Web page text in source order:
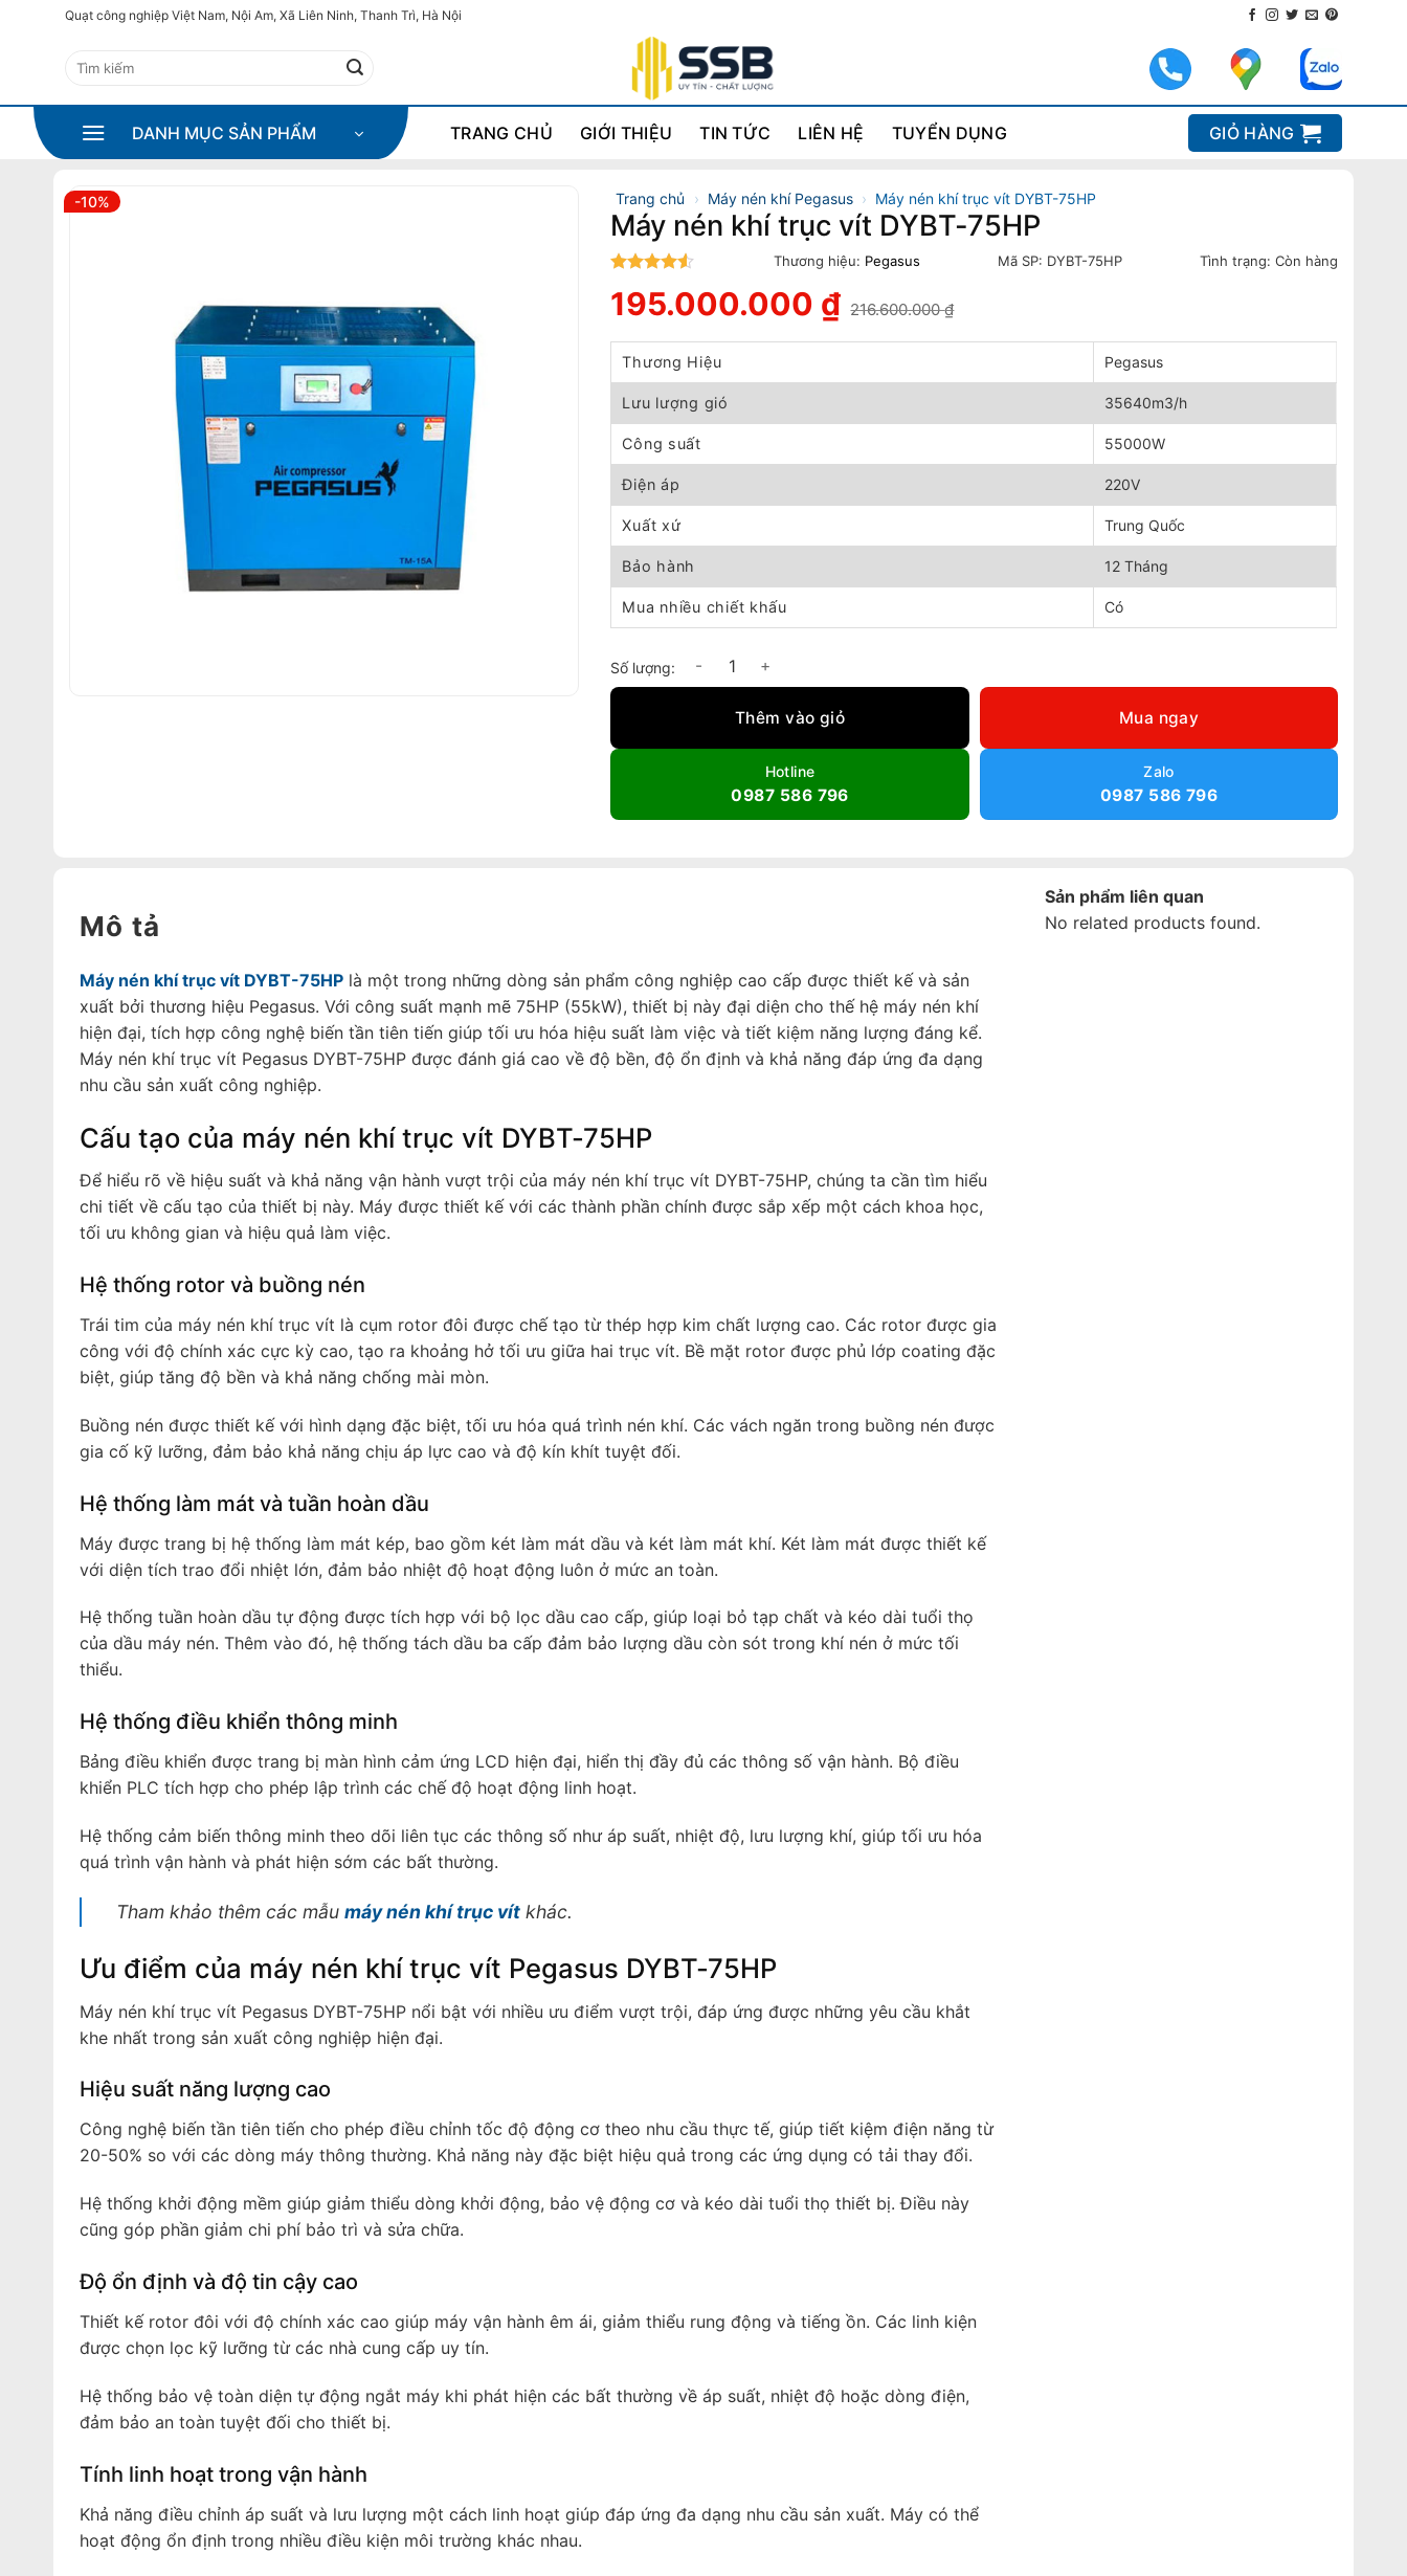
Quạt công nghiệp Việt Nam, Nội Am, Xã Liên Ninh, Thanh Trì, Hà Nội
Tìm
DANH MỤC SẢN PHẨM TRANG CHỦ GIỚI THIỆU TIN TỨC LIÊN HỆ TUYỂN DỤNG GIỎ HÀNG
-10% Trang chủ › Máy nén khí Pegasus › Máy nén khí trục vít DYBT-75HP
Máy nén khí trục vít DYBT-75HP
4.5
Thương hiệu: Pegasus Mã SP: DYBT-75HP Tình trạng:Còn hàng
216.600.000₫
gốc
là:
216.600.000 ₫.
195.000.000 ₫
hiện
tại
195.000.000 ₫.
Thương Hiệu Pegasus
Lưu lượng gió 35640m3/h
Công suất 55000W
Điện áp 220V
Xuất xứ Trung Quốc
Bảo hành 12 Tháng
Mua nhiều chiết khấu Có
Máy nén khí trục vít DYBT-75HP số lượng
Thêm vào giỏ Mua ngay
Hotline
0987 586 796
Zalo
0987 586 796
Mô tả
Máy nén khí trục vít DYBT-75HPlà một trong những dòng sản phẩm công nghiệp cao cấp được thiết kế và sản
xuất bởi thương hiệu Pegasus. Với công suất mạnh mẽ 75HP (55kW), thiết bị này đại diện cho thế hệ máy nén khí
hiện đại, tích hợp công nghệ biến tần tiên tiến giúp tối ưu hóa hiệu suất làm việc và tiết kiệm năng lượng đáng kể.
Máy nén khí trục vít Pegasus DYBT-75HP được đánh giá cao về độ bền, độ ổn định và khả năng đáp ứng đa dạng
nhu cầu sản xuất công nghiệp.
Cấu tạo của máy nén khí trục vít DYBT-75HP
Để hiểu rõ về hiệu suất và khả năng vận hành vượt trội của máy nén khí trục vít DYBT-75HP, chúng ta cần tìm hiểu
chi tiết về cấu tạo của thiết bị này. Máy được thiết kế với các thành phần chính được sắp xếp một cách khoa học,
tối ưu không gian và hiệu quả làm việc.
Hệ thống rotor và buồng nén
Trái tim của máy nén khí trục vít là cụm rotor đôi được chế tạo từ thép hợp kim chất lượng cao. Các rotor được gia
công với độ chính xác cực kỳ cao, tạo ra khoảng hở tối ưu giữa hai trục vít. Bề mặt rotor được phủ lớp coating đặc
biệt, giúp tăng độ bền và khả năng chống mài mòn.
Buồng nén được thiết kế với hình dạng đặc biệt, tối ưu hóa quá trình nén khí. Các vách ngăn trong buồng nén được
gia cố kỹ lưỡng, đảm bảo khả năng chịu áp lực cao và độ kín khít tuyệt đối.
Hệ thống làm mát và tuần hoàn dầu
Máy được trang bị hệ thống làm mát kép, bao gồm két làm mát dầu và két làm mát khí. Két làm mát được thiết kế
với diện tích trao đổi nhiệt lớn, đảm bảo nhiệt độ hoạt động luôn ở mức an toàn.
Hệ thống tuần hoàn dầu tự động được tích hợp với bộ lọc dầu cao cấp, giúp loại bỏ tạp chất và kéo dài tuổi thọ
của dầu máy nén. Thêm vào đó, hệ thống tách dầu ba cấp đảm bảo lượng dầu còn sót trong khí nén ở mức tối
thiểu.
Hệ thống điều khiển thông minh
Bảng điều khiển được trang bị màn hình cảm ứng LCD hiện đại, hiển thị đầy đủ các thông số vận hành. Bộ điều
khiển PLC tích hợp cho phép lập trình các chế độ hoạt động linh hoạt.
Hệ thống cảm biến thông minh theo dõi liên tục các thông số như áp suất, nhiệt độ, lưu lượng khí, giúp tối ưu hóa
quá trình vận hành và phát hiện sớm các bất thường.
Tham khảo thêm các mẫu máy nén khí trục vítkhác.
Ưu điểm của máy nén khí trục vít Pegasus DYBT-75HP
Máy nén khí trục vít Pegasus DYBT-75HP nổi bật với nhiều ưu điểm vượt trội, đáp ứng được những yêu cầu khắt
khe nhất trong sản xuất công nghiệp hiện đại.
Hiệu suất năng lượng cao
Công nghệ biến tần tiên tiến cho phép điều chỉnh tốc độ động cơ theo nhu cầu thực tế, giúp tiết kiệm điện năng từ
20-50% so với các dòng máy thông thường. Khả năng này đặc biệt hiệu quả trong các ứng dụng có tải thay đổi.
Hệ thống khởi động mềm giúp giảm thiểu dòng khởi động, bảo vệ động cơ và kéo dài tuổi thọ thiết bị. Điều này
cũng góp phần giảm chi phí bảo trì và sửa chữa.
Độ ổn định và độ tin cậy cao
Thiết kế rotor đôi với độ chính xác cao giúp máy vận hành êm ái, giảm thiểu rung động và tiếng ồn. Các linh kiện
được chọn lọc kỹ lưỡng từ các nhà cung cấp uy tín.
Hệ thống bảo vệ toàn diện tự động ngắt máy khi phát hiện các bất thường về áp suất, nhiệt độ hoặc dòng điện,
đảm bảo an toàn tuyệt đối cho thiết bị.
Tính linh hoạt trong vận hành
Khả năng điều chỉnh áp suất và lưu lượng một cách linh hoạt giúp đáp ứng đa dạng nhu cầu sản xuất. Máy có thể
hoạt động ổn định trong nhiều điều kiện môi trường khác nhau.
Sản phẩm liên quan
No related products found.